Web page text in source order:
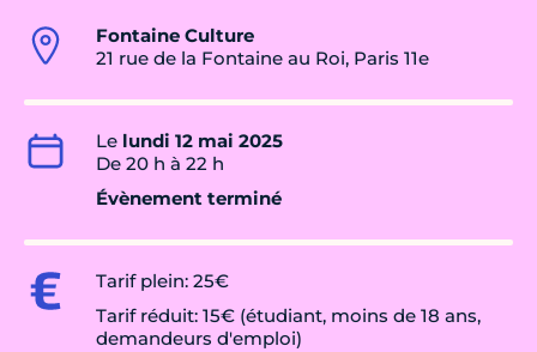
Fontaine Culture
21 rue de la Fontaine au Roi, Paris 11e
Le lundi 12 mai 2025
De 20 h à 22 h
Évènement terminé
Tarif plein: 25€
Tarif réduit: 15€ (étudiant, moins de 18 ans,
demandeurs d'emploi)